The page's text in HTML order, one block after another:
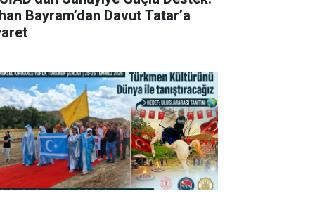
Bayram’dan Davut Tatar’a